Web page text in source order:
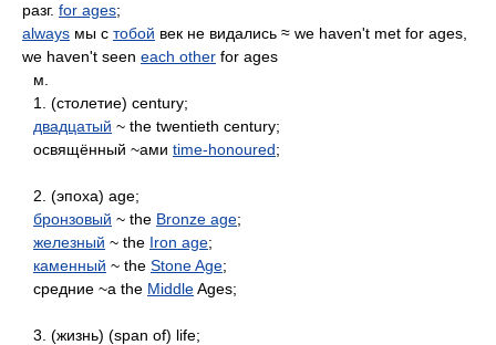
разг. for ages;
always мы с тобой век не видались ≈ we haven't met for ages,
we haven't seen each other for ages
м.
1. (столетие) century;
двадцатый ~ the twentieth century;
освящённый ~ами time-honoured;
2. (эпоха) age;
бронзовый ~ the Bronze age;
железный ~ the Iron age;
каменный ~ the Stone Age;
средние ~а the MiddleAges;
3. (жизнь) (span of) life;